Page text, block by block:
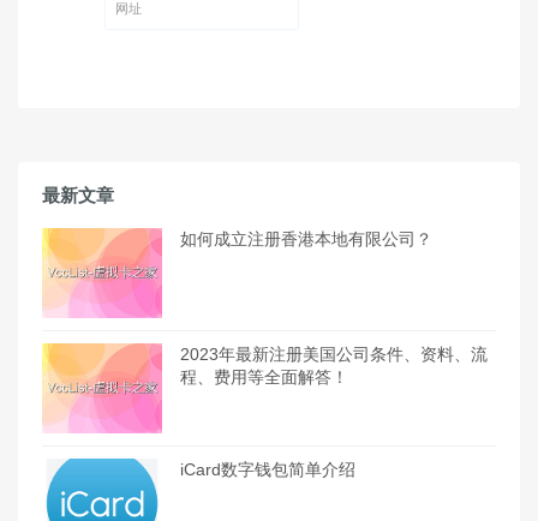
最新文章
如何成立注册香港本地有限公司？
2023年最新注册美国公司条件、资料、流
程、费用等全面解答！
iCard数字钱包简单介绍